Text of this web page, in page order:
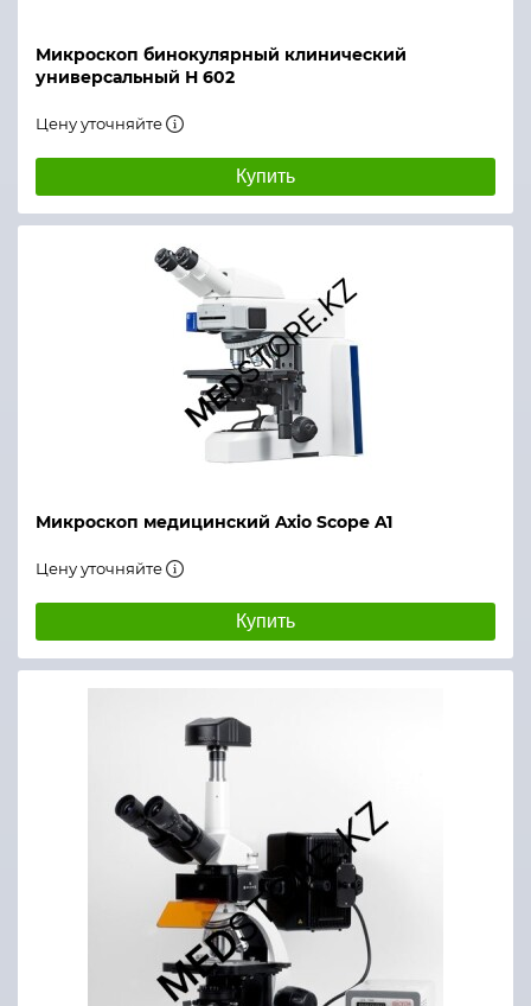
Микроскоп бинокулярный клинический
универсальный Н 602
Цену уточняйте
Купить
Микроскоп медицинский Axio Scope A1
Цену уточняйте
Купить